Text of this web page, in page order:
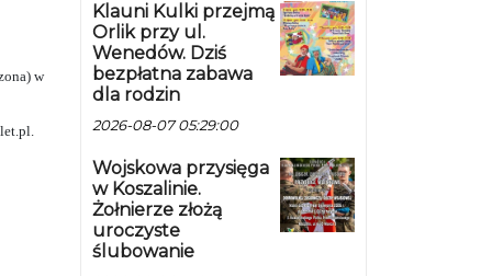
w
Klauni Kulki przejmą
Orlik przy ul.
Wenedów. Dziś
bezpłatna zabawa
dla rodzin
2026-08-07 05:29:00
Wojskowa przysięga
w Koszalinie.
Żołnierze złożą
uroczyste
ślubowanie